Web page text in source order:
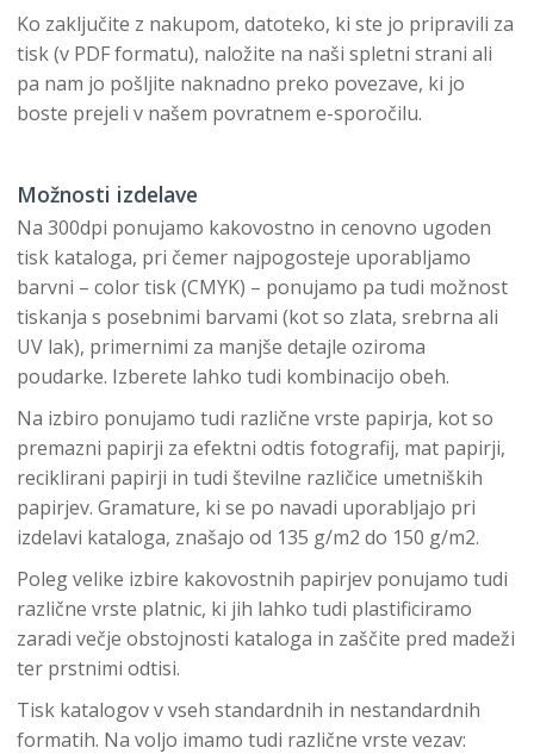
Ko zaključite z nakupom, datoteko, ki ste jo pripravili za
tisk (v PDF formatu), naložite na naši spletni strani ali
pa nam jo pošljite naknadno preko povezave, ki jo
boste prejeli v našem povratnem e-sporočilu.
Možnosti izdelave
Na 300dpi ponujamo kakovostno in cenovno ugoden
tisk kataloga, pri čemer najpogosteje uporabljamo
barvni – color tisk (CMYK) – ponujamo pa tudi možnost
tiskanja s posebnimi barvami (kot so zlata, srebrna ali
UV lak), primernimi za manjše detajle oziroma
poudarke. Izberete lahko tudi kombinacijo obeh.
Na izbiro ponujamo tudi različne vrste papirja, kot so
premazni papirji za efektni odtis fotografij, mat papirji,
reciklirani papirji in tudi številne različice umetniških
papirjev. Gramature, ki se po navadi uporabljajo pri
izdelavi kataloga, znašajo od 135 g/m2 do 150 g/m2.
Poleg velike izbire kakovostnih papirjev ponujamo tudi
različne vrste platnic, ki jih lahko tudi plastificiramo
zaradi večje obstojnosti kataloga in zaščite pred madeži
ter prstnimi odtisi.
Tisk katalogov v vseh standardnih in nestandardnih
formatih. Na voljo imamo tudi različne vrste vezav: